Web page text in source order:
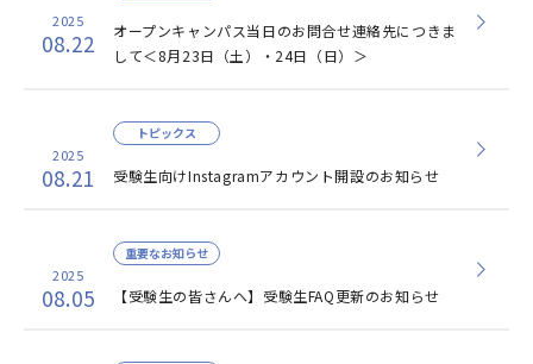
2025
08.22
オープンキャンパス当日のお問合せ連絡先につきま
して＜8月23日（土）・24日（日）＞
2025
08.21 受験生向けInstagramアカウント開設のお知らせ
トピックス
2025
08.05 【受験生の皆さんへ】受験生FAQ更新のお知らせ
重要なお知らせ